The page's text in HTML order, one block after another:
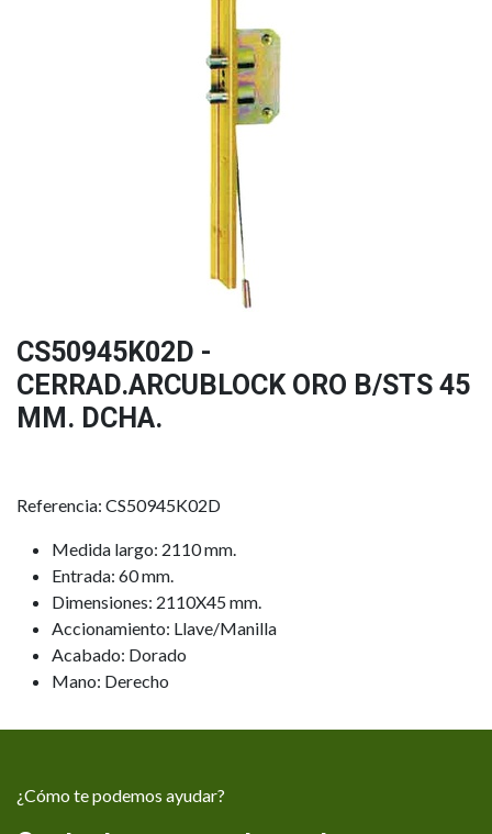
CS50945K02D -
CERRAD.ARCUBLOCK ORO B/STS 45
MM. DCHA.
Referencia: CS50945K02D
Medida largo: 2110 mm.
Entrada: 60 mm.
Dimensiones: 2110X45 mm.
Accionamiento: Llave/Manilla
Acabado: Dorado
Mano: Derecho
¿Cómo te podemos ayudar?